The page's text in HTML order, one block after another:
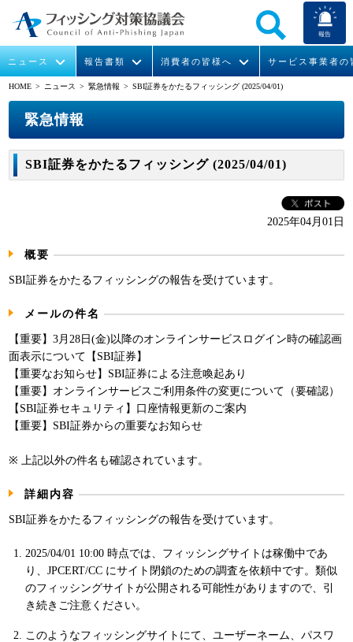
報告
ニュース
イベント
報告書類
月次報告書
消費者の皆様へ
フィッシングの報告
マンガでわかるフィッシング詐欺対策 5ヶ条
サービス事業者の
STOP. THINK. CONNECT.
運営委員紹介
WG活動
パンフレット
HOME > ニュース >緊急情報 > SBI証券をかたるフィッシング (2025/04/01)
緊急情報
SBI証券をかたるフィッシング (2025/04/01)
2025年04月01日
概要
SBI証券をかたるフィッシングの報告を受けています。
メールの件名
【重要】3月28日(金)以降のオンラインサービスログイン時の確認画
面表示について【SBI証券】
【重要なお知らせ】SBI証券による注意喚起あり
【重要】オンラインサービスご利用条件の変更について（要確認）
【SBI証券セキュリティ】口座情報更新のご案内
【重要】SBI証券からの重要なお知らせ
※ 上記以外の件名も確認されています。
詳細内容
SBI証券をかたるフィッシングの報告を受けています。
2025/04/01 10:00 時点では、フィッシングサイトは稼働中であ
り、JPCERT/CC にサイト閉鎖のための調査を依頼中です。類似
のフィッシングサイトが公開される可能性がありますので、引
き続きご注意ください。
このようなフィッシングサイトにて、ユーザーネーム、パスワ